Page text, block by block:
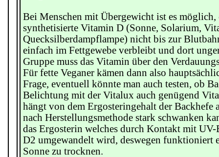
Bei Menschen mit Übergewicht ist es möglich,
synthetisierte Vitamin D (Sonne, Solarium,
Quecksilberdampflampe) nicht bis zur
einfach im Fettgewebe verbleibt und dort
Gruppe muss das Vitamin über den
Für fette Veganer kämen dann also
Frage, eventuell könnte man auch testen, ob
Belichtung mit der Vitalux auch genügend
hängt von dem Ergosteringehalt der Backhefe
nach Herstellungsmethode stark schwanken
das Ergosterin welches durch Kontakt mit
D2 umgewandelt wird, deswegen funktioniert
Sonne zu trocknen.